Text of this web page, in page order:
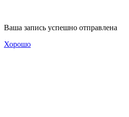
Ваша запись успешно отправлена
Хорошо